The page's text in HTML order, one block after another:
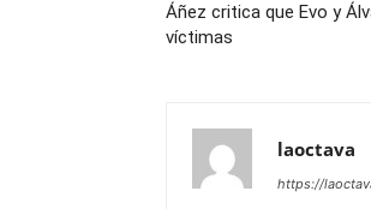
Áñez critica que Evo y
víctimas
laoctava
https://